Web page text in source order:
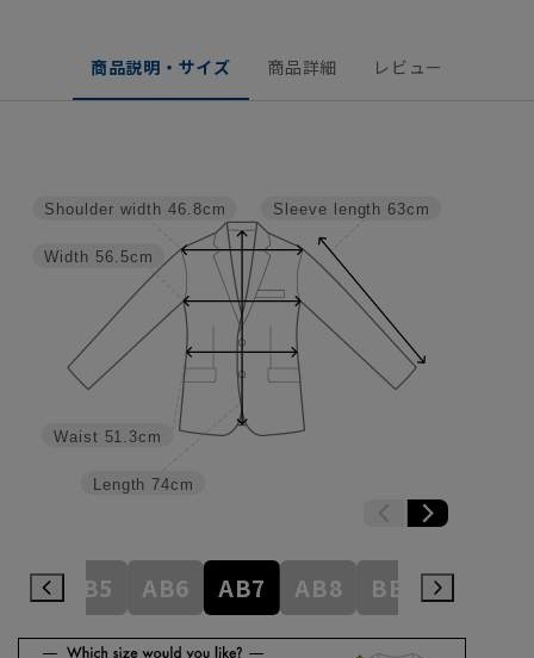
商品説明・サイズ 商品詳細 レビュー
Sleeve length 63cm
Length 74cm
Waist 51.3cm
Width 56.5cm
Shoulder width 46.8cm
AB5 AB6 AB7 AB8 BE3 BE4